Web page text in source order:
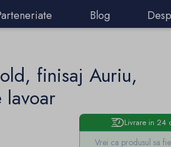
Blog
finisaj Auriu,
lavoar
Livrare in 24
Vrei ca produsul sa fie